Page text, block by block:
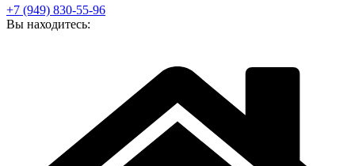
+7 (949) 830-55-96
Вы находитесь: